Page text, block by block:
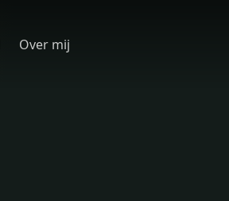
Over mij